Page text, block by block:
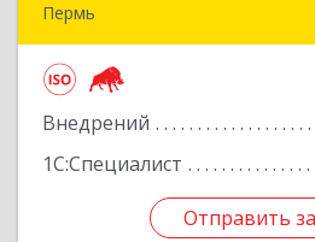
Пермь
Внедрений
1С:Специалист
Отправить
Отправить